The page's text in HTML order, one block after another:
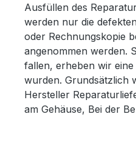
Ausfüllen des
werden nur die
oder Rechnungskopie
angenommen werden.
fallen, erheben wir
wurden. Grundsätzlich
Hersteller
am Gehäuse, Bei der